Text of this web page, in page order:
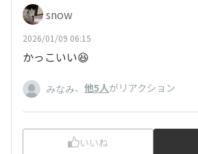
snow
2026/01/09 06:15
かっこいい😆
みなみ、 他5人がリアクション
いいね